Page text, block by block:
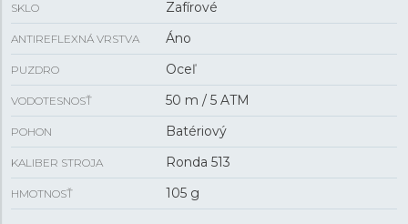
SKLO Zafírové
ANTIREFLEXNÁ VRSTVA Áno
PUZDRO Oceľ
VODOTESNOSŤ 50 m / 5 ATM
POHON Batériový
KALIBER STROJA Ronda 513
HMOTNOSŤ 105 g